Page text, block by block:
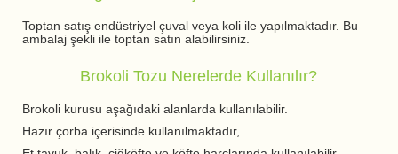
Toptan satış endüstriyel çuval veya koli ile yapılmaktadır. Bu
ambalaj şekli ile toptan satın alabilirsiniz.
Brokoli Tozu Nerelerde Kullanılır?
Brokoli kurusu aşağıdaki alanlarda kullanılabilir.
Hazır çorba içerisinde kullanılmaktadır,